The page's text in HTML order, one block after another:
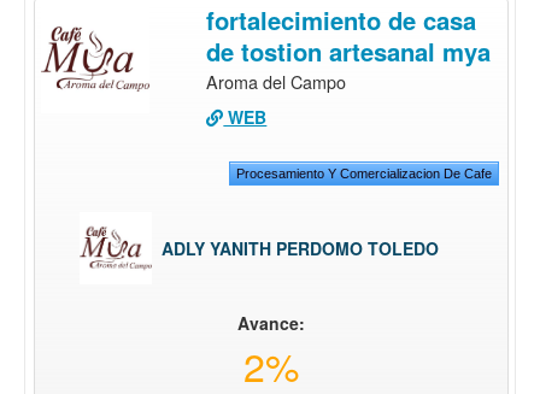
fortalecimiento de casa
de tostion artesanal mya
Aroma del Campo
WEB
Procesamiento Y Comercializacion De Cafe
ADLY YANITH PERDOMO TOLEDO
Avance:
2%